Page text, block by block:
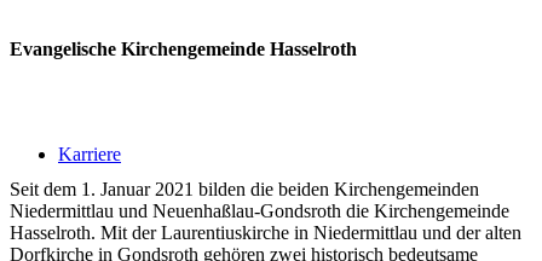
Karriere
Evangelische Kirchengemeinde Hasselroth
Seit dem 1. Januar 2021 bilden die beiden Kirchengemeinden
Niedermittlau und Neuenhaßlau-Gondsroth die Kirchengemeinde
Hasselroth. Mit der Laurentiuskirche in Niedermittlau und der alten
Dorfkirche in Gondsroth gehören zwei historisch bedeutsame